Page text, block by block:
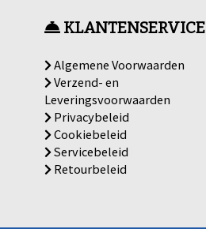
KLANTENSERVICE
Algemene Voorwaarden
Verzend- en
Leveringsvoorwaarden
Privacybeleid
Cookiebeleid
Servicebeleid
Retourbeleid